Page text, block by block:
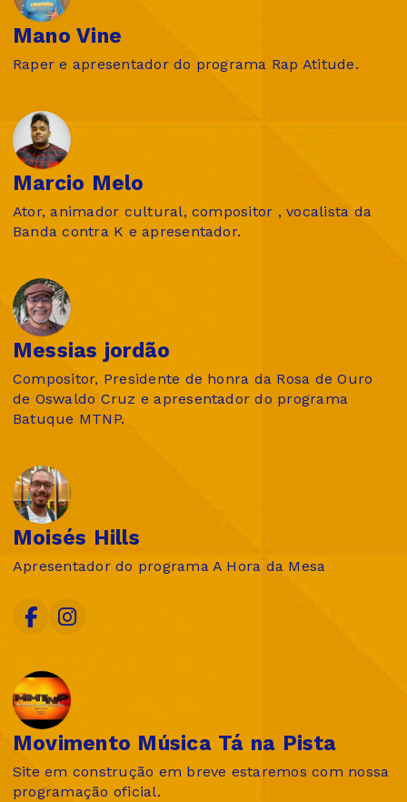
Mano Vine
Raper e apresentador do programa Rap Atitude.
Marcio Melo
Ator, animador cultural, compositor , vocalista da
Banda contra K e apresentador.
Messias jordão
Compositor, Presidente de honra da Rosa de Ouro
de Oswaldo Cruz e apresentador do programa
Batuque MTNP.
Moisés Hills
Apresentador do programa A Hora da Mesa
Movimento Música Tá na Pista
Site em construção em breve estaremos com nossa
programação oficial.